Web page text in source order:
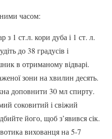
часом:
з 1 ст.л. кори дуба і 1 ст. л.
до 38 градусів і
в отриманому відварі.
зони на хвилин десять.
доповнити 30 мл спирту.
соковитий і свіжий
його, щоб з’явився сік.
вихованця на 5-7